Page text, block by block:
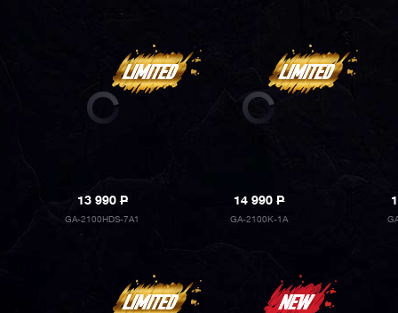
13 990P
GA-2100HDS-7A1
14 990P
GA-2100K-1A